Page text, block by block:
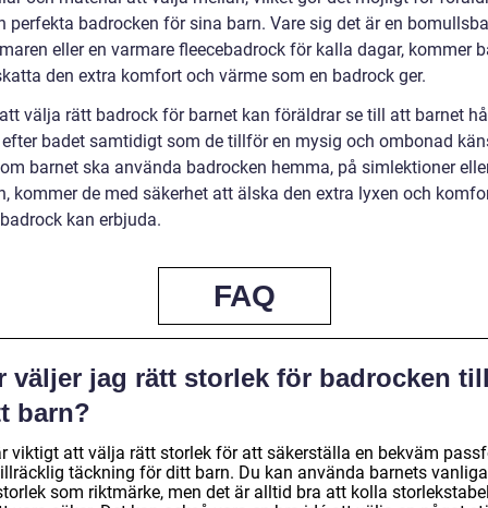
perfekta badrocken för sina barn. Vare sig det är en
eller en varmare fleecebadrock för kalla dagar, kommer
den extra komfort och värme som en badrock ger.
välja rätt badrock för barnet kan föräldrar se till att barnet
badet samtidigt som de tillför en mysig och ombonad
barnet ska använda badrocken hemma, på simlektioner
kommer de med säkerhet att älska den extra lyxen och
kan erbjuda.
FAQ
väljer jag rätt storlek för badrocken
barn?
viktigt att välja rätt storlek för att säkerställa en bekväm
täckning för ditt barn. Du kan använda barnets vanliga
som riktmärke, men det är alltid bra att kolla